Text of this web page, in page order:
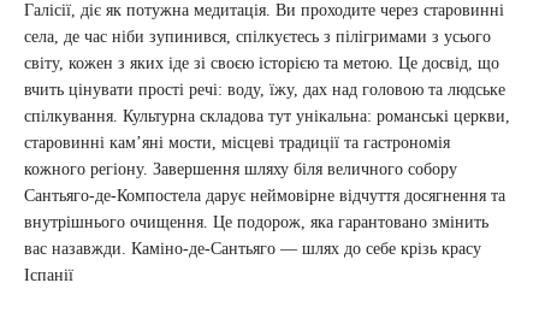
Галісії, діє як потужна медитація. Ви проходите через старовинні
села, де час ніби зупинився, спілкуєтесь з пілігримами з усього
світу, кожен з яких іде зі своєю історією та метою. Це досвід, що
вчить цінувати прості речі: воду, їжу, дах над головою та людське
спілкування. Культурна складова тут унікальна: романські церкви,
старовинні кам’яні мости, місцеві традиції та гастрономія
кожного регіону. Завершення шляху біля величного собору
Сантьяго-де-Компостела дарує неймовірне відчуття досягнення та
внутрішнього очищення. Це подорож, яка гарантовано змінить
вас назавжди. Каміно-де-Сантьяго — шлях до себе крізь красу
Іспанії